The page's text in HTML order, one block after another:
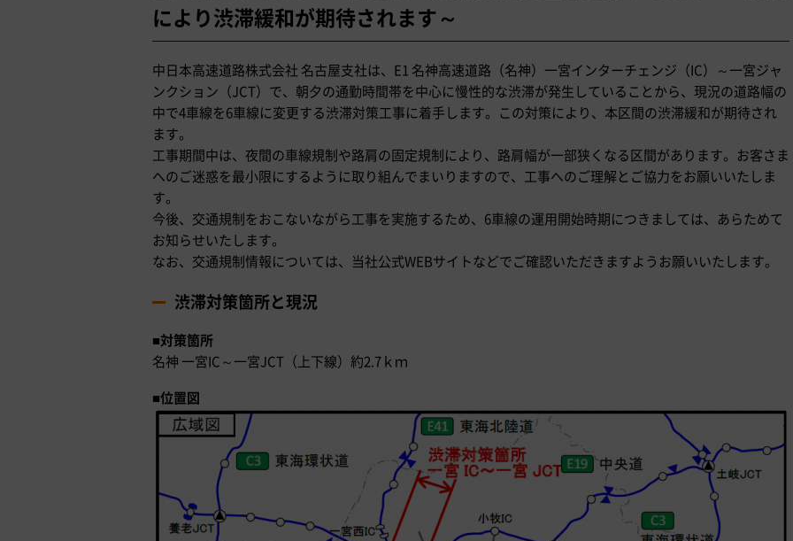
により渋滞緩和が期待されます～
中日本高速道路株式会社 名古屋支社は、E1 名神高速道路（名神）一宮インターチェンジ（IC）～一宮ジャ
ンクション（JCT）で、朝夕の通勤時間帯を中心に慢性的な渋滞が発生していることから、現況の道路幅の
中で4車線を6車線に変更する渋滞対策工事に着手します。この対策により、本区間の渋滞緩和が期待され
ます。
工事期間中は、夜間の車線規制や路肩の固定規制により、路肩幅が一部狭くなる区間があります。お客さま
へのご迷惑を最小限にするように取り組んでまいりますので、工事へのご理解とご協力をお願いいたしま
す。
今後、交通規制をおこないながら工事を実施するため、6車線の運用開始時期につきましては、あらためて
お知らせいたします。
なお、交通規制情報については、当社公式WEBサイトなどでご確認いただきますようお願いいたします。
渋滞対策箇所と現況
■対策箇所
名神 一宮IC～一宮JCT（上下線）約2.7ｋｍ
■位置図